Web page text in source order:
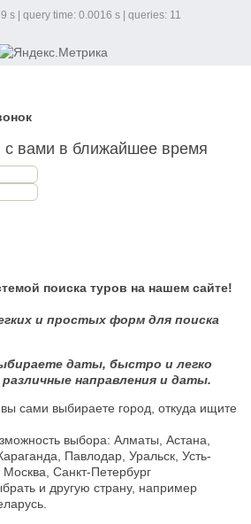
s | query time: 0.0016 s | queries: 11
вами в ближайшее время
поиска туров на нашем сайте!
и простых форм для поиска
даты, быстро и легко
направления и даты.
вы сами выбираете город, откуда ищите
выбора: Алматы, Астана,
Павлодар, Уральск, Усть-
Санкт-Петербург
и другую страну, например